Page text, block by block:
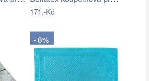
171,-Kč
- 8%